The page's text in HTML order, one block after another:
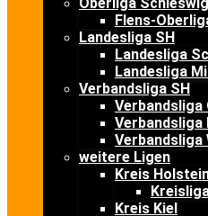
Flens-
Landesliga SH
Landesliga
Landesliga
Verbandsliga SH
Verbandsliga
Verbandsliga
Verbandsliga
weitere Ligen
Kreis
Kreis Kiel